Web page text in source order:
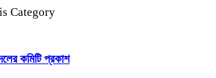
Category
কমিটি প্রকাশ